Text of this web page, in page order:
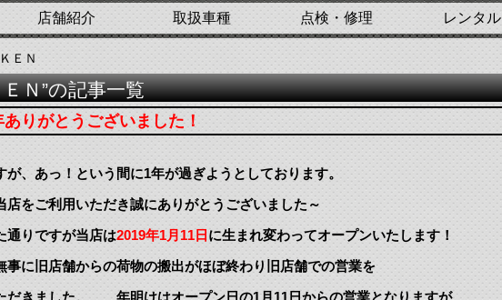
店舗紹介 取扱車種 点検・修理 レンタル
ＥＮ
Ｎ”の記事一覧
りがとうございました！
が、あっ！という間に1年が過ぎようとしております。
店をご利用いただき誠にありがとうございました～
通りですが当店は2019年1月11日 に生まれ変わってオープンいたします！
事に旧店舗からの荷物の搬出がほぼ終わり旧店舗での営業を
だきました。 年明けはオープン日の1月11日からの営業となりますが